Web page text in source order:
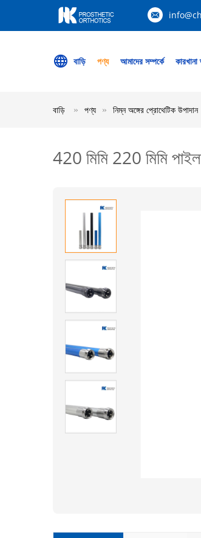
বাড়ি পণ্য আমাদের সম্পর্কে
বাড়ি পণ্য নিম্ন অঙ্গের প্রোথেটিক উপাদান
420 মিমি 220 মিমি